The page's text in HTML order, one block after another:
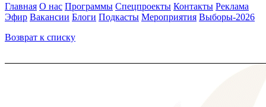
Главная О нас Программы Спецпроекты Контакты Реклама
Эфир Вакансии Блоги Подкасты Мероприятия Выборы-2026
Возврат к списку